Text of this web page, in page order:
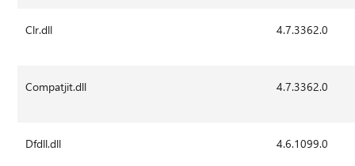
Clr.dll 4.7.3362.0
Compatjit.dll 4.7.3362.0
Dfdll.dll 4.6.1099.0